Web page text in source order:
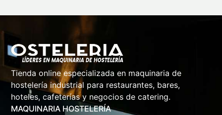
Tienda online especializada en maquinaria de
hostelería industrial para restaurantes, bares,
hoteles, cafeterías y negocios de catering.
MAQUINARIA HOSTELERÍA